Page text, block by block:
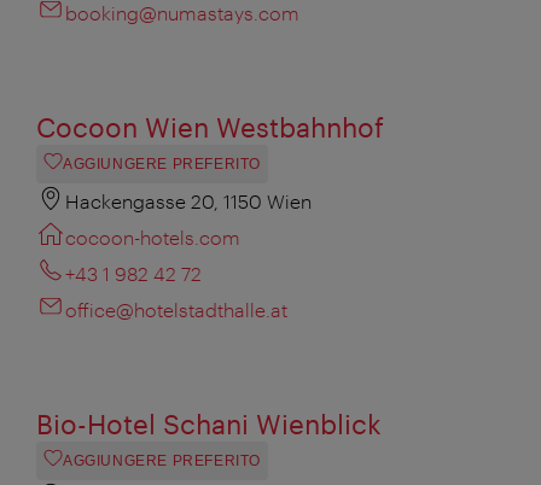
booking@numastays.com
Cocoon Wien Westbahnhof
AGGIUNGERE PREFERITO
Hackengasse 20, 1150 Wien
cocoon-hotels.com
+43 1 982 42 72
office@hotelstadthalle.at
Bio-Hotel Schani Wienblick
AGGIUNGERE PREFERITO